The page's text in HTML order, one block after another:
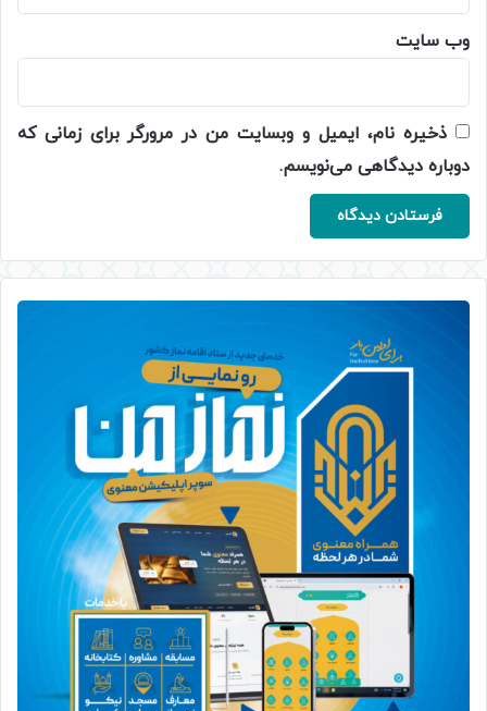
وب‌ سایت
ذخیره نام، ایمیل و وبسایت من در مرورگر برای زمانی که
دوباره دیدگاهی می‌نویسم.